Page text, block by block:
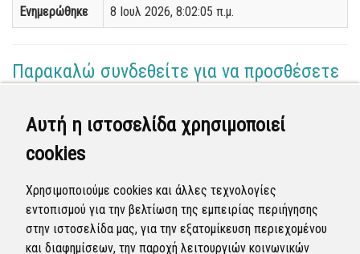
Αυτή η ιστοσελίδα χρησιμοποιεί
cookies
Χρησιμοποιούμε cookies και άλλες τεχνολογίες
εντοπισμού για την βελτίωση της εμπειρίας περιήγησης
στην ιστοσελίδα μας, για την εξατομίκευση περιεχομένου
και διαφημίσεων, την παροχή λειτουργιών κοινωνικών
Ενημερώθηκε 8 Ιουλ 2026, 8:02:05 π.μ.
Παρακαλώ συνδεθείτε για να προσθέσετε
(Επόπτης)
08 Ιουλ 2026 - 07:51
Ολοκληρώθηκε η διεκπεραίωση της αναφοράς από
τον Δήμο.